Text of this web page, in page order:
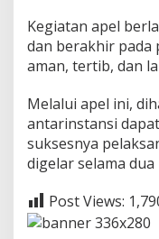
Kegiatan apel
dan berakhir pada
aman, tertib, dan
Melalui apel ini,
antarinstansi
suksesnya
digelar selama
Post Views: